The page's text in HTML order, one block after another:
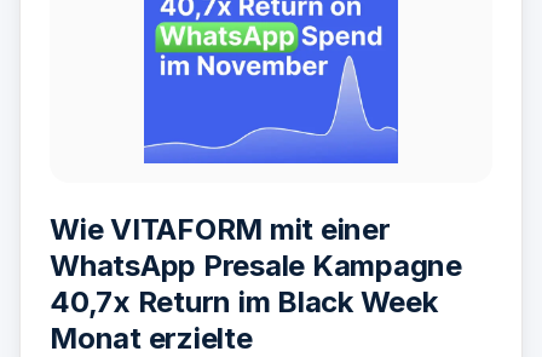
Wie VITAFORM mit einer
WhatsApp Presale Kampagne
40,7x Return im Black Week
Monat erzielte